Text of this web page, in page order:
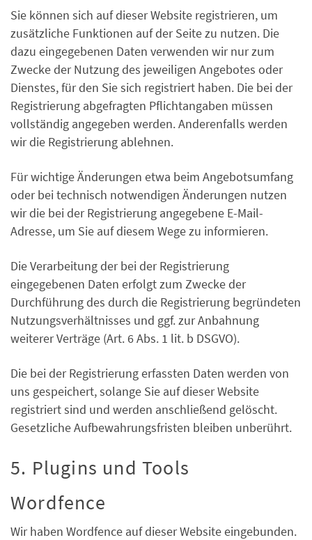
Sie können sich auf dieser Website registrieren, um
zusätzliche Funktionen auf der Seite zu nutzen. Die
dazu eingegebenen Daten verwenden wir nur zum
Zwecke der Nutzung des jeweiligen Angebotes oder
Dienstes, für den Sie sich registriert haben. Die bei der
Registrierung abgefragten Pflichtangaben müssen
vollständig angegeben werden. Anderenfalls werden
wir die Registrierung ablehnen.
Für wichtige Änderungen etwa beim Angebotsumfang
oder bei technisch notwendigen Änderungen nutzen
wir die bei der Registrierung angegebene E-Mail-
Adresse, um Sie auf diesem Wege zu informieren.
Die Verarbeitung der bei der Registrierung
eingegebenen Daten erfolgt zum Zwecke der
Durchführung des durch die Registrierung begründeten
Nutzungsverhältnisses und ggf. zur Anbahnung
weiterer Verträge (Art. 6 Abs. 1 lit. b DSGVO).
Die bei der Registrierung erfassten Daten werden von
uns gespeichert, solange Sie auf dieser Website
registriert sind und werden anschließend gelöscht.
Gesetzliche Aufbewahrungsfristen bleiben unberührt.
5. Plugins und Tools
Wordfence
Wir haben Wordfence auf dieser Website eingebunden.